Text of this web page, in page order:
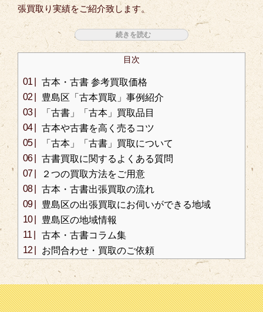
張買取り実績をご紹介致します。
目次
古本・古書 参考買取価格
豊島区「古本買取」事例紹介
「古書」「古本」買取品目
古本や古書を高く売るコツ
「古本」「古書」買取について
古書買取に関するよくある質問
２つの買取方法をご用意
古本・古書出張買取の流れ
豊島区の出張買取にお伺いができる地域
豊島区の地域情報
古本・古書コラム集
お問合わせ・買取のご依頼